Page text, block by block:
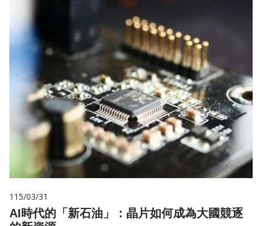
115/03/31
AI時代的「新石油」：晶片如何成為大國競逐